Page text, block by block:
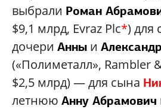
выбрали Роман
$9,1 млрд, Evraz Plc*) для
дочери Анны и
(«Полиметалл», Rambler
$2,5 млрд) — для сына
летнюю Анну Абрамович